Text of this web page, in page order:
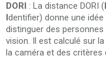
DORI : La distance DORI (
Identifier) ​​donne une
distinguer des
vision. Il est calculé sur
la caméra et des critères